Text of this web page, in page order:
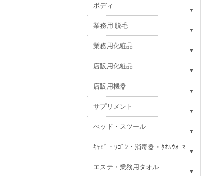
ボディ
業務用 脱毛
業務用化粧品
店販用化粧品
店販用機器
サプリメント
べッド・スツール
ｷｬﾋﾞ・ﾜｺﾞﾝ・消毒器・ﾀｵﾙｳｫｰﾏｰ
エステ・業務用タオル